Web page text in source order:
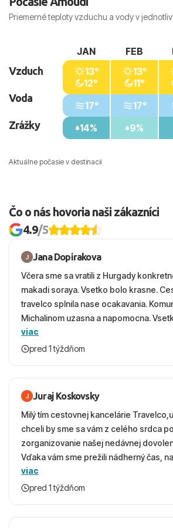
Priemerné teploty vzduchu a vody v
Aktuálne počasie v destinacii
Vzduch
Voda
Zrážky
JAN
13°
12°
17°
14%
FEB
13°
11°
17°
9%
Čo o nás hovoria naši zákazníci
4.9/5
Jana Dopirakova
Včera sme sa vratili z Hurgady
makadi soraya. Vsetko bolo krasne.
travelco splnila nase ocakavania.
Michalinom uzasna a napomocna.
vecernych hodinach zaco sa
krasny, cisty. Sluzby top. Strava,
viac
pred 1 týždňom
Juraj Koskovsky
Milý tím cestovnej kancelárie
chceli by sme sa vám z celého srdca
zorganizovanie našej nedávnej
Vďaka vám sme prežili nádherný čas,
ešte dlho s úsmevom spomínať. ​Všetko
absolútne hladko – od prvotného
viac
pred 1 týždňom